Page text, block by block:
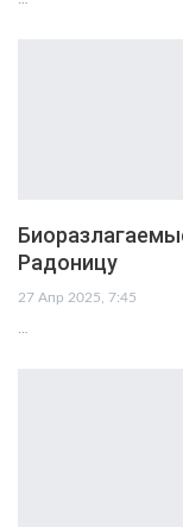
Радоницу
27 Апр 2025, 7:45